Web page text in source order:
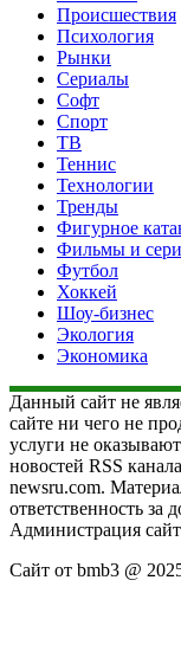
Происшествия
Психология
Рынки
Сериалы
Софт
Спорт
ТВ
Теннис
Технологии
Тренды
Фигурное
Фильмы и
Футбол
Хоккей
Шоу-бизнес
Экология
Экономика
Данный сайт не
сайте ни чего не
услуги не
новостей RSS
newsru.com.
ответственность за
Администрация
Сайт от bmb3 @